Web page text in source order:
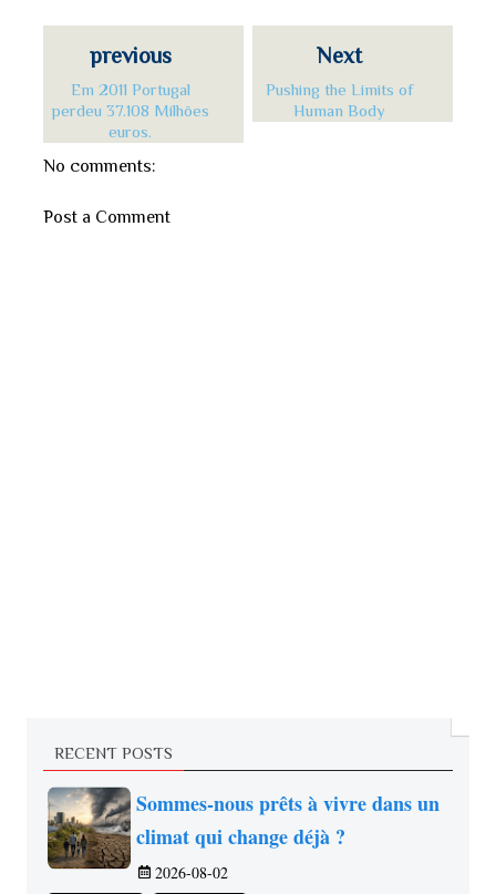
Next
Pushing the Limits of
Human Body
previous
Em 2011 Portugal
perdeu 37.108 Milhões
euros.
No comments:
Post a Comment
RECENT POSTS
Sommes-nous prêts à vivre dans un
climat qui change déjà ?
2026-08-02